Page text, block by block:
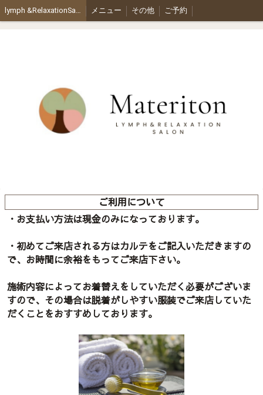
lymph &RelaxationSalon materiton メニュー その他 ご予約
ご利用について
・お支払い方法は現金のみになっております。
・初めてご来店される方はカルテをご記入いただきますの
で、お時間に余裕をもってご来店下さい。
施術内容によってお着替えをしていただく必要がございま
すので、その場合は脱着がしやすい服装でご来店していた
だくことをおすすめしております。